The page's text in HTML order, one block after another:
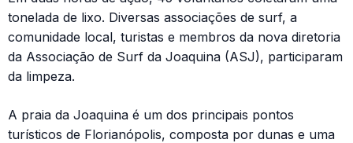
tonelada de lixo. Diversas associações de surf, a
comunidade local, turistas e membros da nova diretoria
da Associação de Surf da Joaquina (ASJ), participaram
da limpeza.
A praia da Joaquina é um dos principais pontos
turísticos de Florianópolis, composta por dunas e uma